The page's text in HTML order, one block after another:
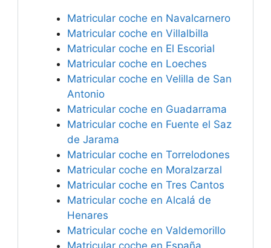
Matricular coche en Navalcarnero
Matricular coche en Villalbilla
Matricular coche en El Escorial
Matricular coche en Loeches
Matricular coche en Velilla de San
Antonio
Matricular coche en Guadarrama
Matricular coche en Fuente el Saz
de Jarama
Matricular coche en Torrelodones
Matricular coche en Moralzarzal
Matricular coche en Tres Cantos
Matricular coche en Alcalá de
Henares
Matricular coche en Valdemorillo